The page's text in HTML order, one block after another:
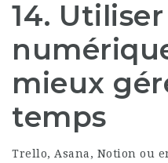
14.
mieux
temps
Trello, Asana, Notion ou